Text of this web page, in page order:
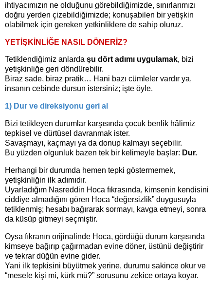
ihtiyacımızın ne olduğunu görebildiğimizde, sınırlarımızı
doğru yerden çizebildiğimizde; konuşabilen bir yetişkin
olabilmek için gereken yetkinliklere de sahip oluruz.
YETİŞKİNLİĞE NASIL DÖNERİZ?
Tetiklendiğimiz anlarda şu dört adımı uygulamak, bizi
yetişkinliğe geri döndürebilir.
Biraz sade, biraz pratik… Hani bazı cümleler vardır ya,
insanın cebinde dursun istersiniz; işte öyle.
1) Dur ve direksiyonu geri al
Bizi tetikleyen durumlar karşısında çocuk benlik hâlimiz
tepkisel ve dürtüsel davranmak ister.
Savaşmayı, kaçmayı ya da donup kalmayı seçebilir.
Bu yüzden olgunluk bazen tek bir kelimeyle başlar: Dur.
Herhangi bir durumda hemen tepki göstermemek,
yetişkinliğin ilk adımıdır.
Uyarladığım Nasreddin Hoca fıkrasında, kimsenin kendisini
ciddiye almadığını gören Hoca “değersizlik” duygusuyla
tetiklenmiş; hesabı bağırarak sormayı, kavga etmeyi, sonra
da küsüp gitmeyi seçmiştir.
Oysa fıkranın orijinalinde Hoca, gördüğü durum karşısında
kimseye bağırıp çağırmadan evine döner, üstünü değiştirir
ve tekrar düğün evine gider.
Yani ilk tepkisini büyütmek yerine, durumu sakince okur ve
“mesele kişi mi, kürk mü?” sorusunu zekice ortaya koyar.